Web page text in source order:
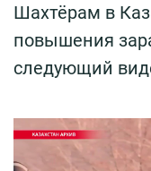
Шахтёрам в
повышения
следующий